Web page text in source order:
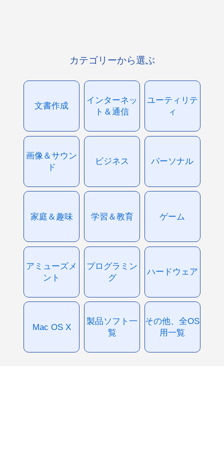
カテゴリーから選ぶ
文書作成
インターネッ
ト＆通信
ユーティリテ
ィ
画像＆サウン
ド
ビジネス パーソナル
家庭＆趣味 学習＆教育 ゲーム
アミューズメ
ント
プログラミン
グ
ハードウェア
Mac OS X
製品ソフト一
覧
その他、全OS
用一覧